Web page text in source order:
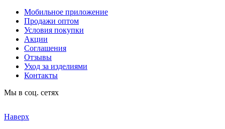
Мобильное приложение
Продажи оптом
Условия покупки
Акции
Соглашения
Отзывы
Уход за изделиями
Контакты
Мы в соц. сетях
Наверх